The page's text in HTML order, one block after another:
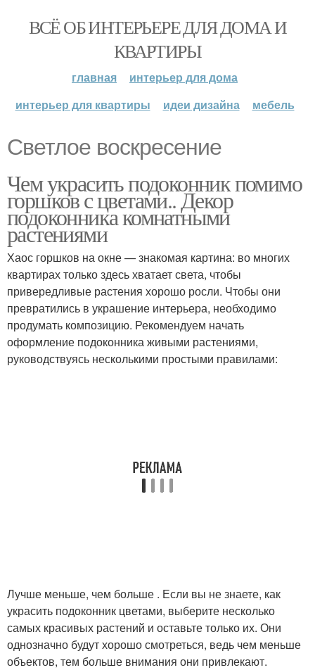
ВСЁ ОБ ИНТЕРЬЕРЕ ДЛЯ ДОМА И
КВАРТИРЫ
главная
интерьер для дома
интерьер для квартиры
идеи дизайна мебель
Светлое воскресение
Чем украсить подоконник помимо
горшков с цветами.. Декор
подоконника комнатными
растениями
Хаос горшков на окне — знакомая картина: во многих
квартирах только здесь хватает света, чтобы
привередливые растения хорошо росли. Чтобы они
превратились в украшение интерьера, необходимо
продумать композицию. Рекомендуем начать
оформление подоконника живыми растениями,
руководствуясь несколькими простыми правилами:
Лучше меньше, чем больше . Если вы не знаете, как
украсить подоконник цветами, выберите несколько
самых красивых растений и оставьте только их. Они
однозначно будут хорошо смотреться, ведь чем меньше
объектов, тем больше внимания они привлекают.